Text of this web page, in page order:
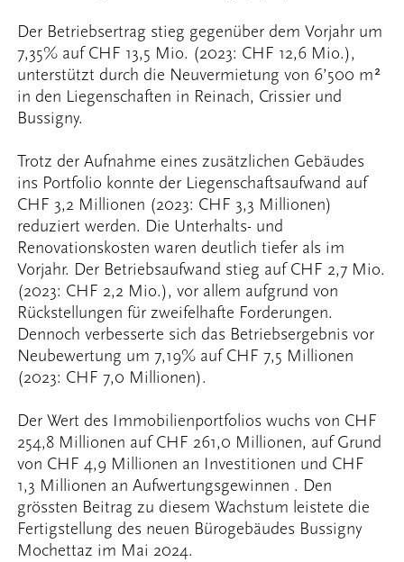
Der Betriebsertrag stieg gegenüber dem Vorjahr um
7,35% auf CHF 13,5 Mio. (2023: CHF 12,6 Mio.),
unterstützt durch die Neuvermietung von 6’500 m²
in den Liegenschaften in Reinach, Crissier und
Bussigny.
Trotz der Aufnahme eines zusätzlichen Gebäudes
ins Portfolio konnte der Liegenschaftsaufwand auf
CHF 3,2 Millionen (2023: CHF 3,3 Millionen)
reduziert werden. Die Unterhalts- und
Renovationskosten waren deutlich tiefer als im
Vorjahr. Der Betriebsaufwand stieg auf CHF 2,7 Mio.
(2023: CHF 2,2 Mio.), vor allem aufgrund von
Rückstellungen für zweifelhafte Forderungen.
Dennoch verbesserte sich das Betriebsergebnis vor
Neubewertung um 7,19% auf CHF 7,5 Millionen
(2023: CHF 7,0 Millionen).
Der Wert des Immobilienportfolios wuchs von CHF
254,8 Millionen auf CHF 261,0 Millionen, auf Grund
von CHF 4,9 Millionen an Investitionen und CHF
1,3 Millionen an Aufwertungsgewinnen . Den
grössten Beitrag zu diesem Wachstum leistete die
Fertigstellung des neuen Bürogebäudes Bussigny
Mochettaz im Mai 2024.